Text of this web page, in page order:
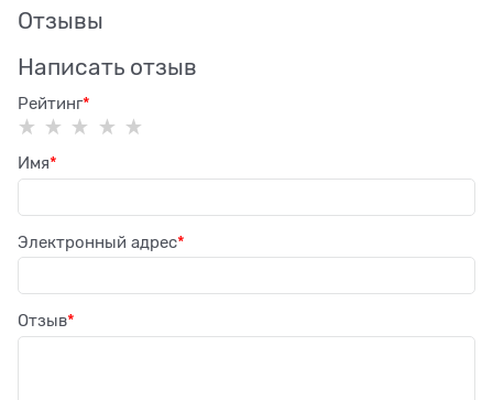
Отзывы
Написать отзыв
Рейтинг
Имя
Электронный адрес
Отзыв